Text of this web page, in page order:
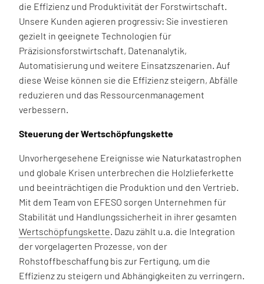
die Effizienz und Produktivität der Forstwirtschaft.
Unsere Kunden agieren progressiv: Sie investieren
gezielt in geeignete Technologien für
Präzisionsforstwirtschaft, Datenanalytik,
Automatisierung und weitere Einsatzszenarien. Auf
diese Weise können sie die Effizienz steigern, Abfälle
reduzieren und das Ressourcenmanagement
verbessern.
Steuerung der Wertschöpfungskette
Unvorhergesehene Ereignisse wie Naturkatastrophen
und globale Krisen unterbrechen die Holzlieferkette
und beeinträchtigen die Produktion und den Vertrieb.
Mit dem Team von EFESO sorgen Unternehmen für
Stabilität und Handlungssicherheit in ihrer gesamten
Wertschöpfungskette. Dazu zählt u.a. die Integration
der vorgelagerten Prozesse, von der
Rohstoffbeschaffung bis zur Fertigung, um die
Effizienz zu steigern und Abhängigkeiten zu verringern.